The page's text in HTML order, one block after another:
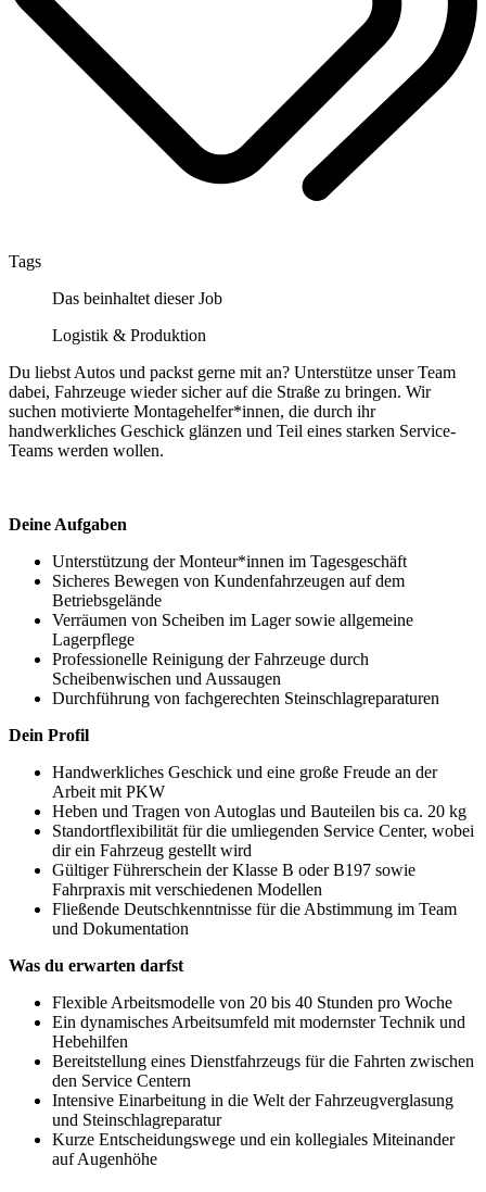
Tags
Das beinhaltet dieser Job
Logistik & Produktion
Du liebst Autos und packst gerne mit an? Unterstütze unser Team
dabei, Fahrzeuge wieder sicher auf die Straße zu bringen. Wir
suchen motivierte Montagehelfer*innen, die durch ihr
handwerkliches Geschick glänzen und Teil eines starken Service-
Teams werden wollen.
Deine Aufgaben
Unterstützung der Monteur*innen im Tagesgeschäft
Sicheres Bewegen von Kundenfahrzeugen auf dem
Betriebsgelände
Verräumen von Scheiben im Lager sowie allgemeine
Lagerpflege
Professionelle Reinigung der Fahrzeuge durch
Scheibenwischen und Aussaugen
Durchführung von fachgerechten Steinschlagreparaturen
Dein Profil
Handwerkliches Geschick und eine große Freude an der
Arbeit mit PKW
Heben und Tragen von Autoglas und Bauteilen bis ca. 20 kg
Standortflexibilität für die umliegenden Service Center, wobei
dir ein Fahrzeug gestellt wird
Gültiger Führerschein der Klasse B oder B197 sowie
Fahrpraxis mit verschiedenen Modellen
Fließende Deutschkenntnisse für die Abstimmung im Team
und Dokumentation
Was du erwarten darfst
Flexible Arbeitsmodelle von 20 bis 40 Stunden pro Woche
Ein dynamisches Arbeitsumfeld mit modernster Technik und
Hebehilfen
Bereitstellung eines Dienstfahrzeugs für die Fahrten zwischen
den Service Centern
Intensive Einarbeitung in die Welt der Fahrzeugverglasung
und Steinschlagreparatur
Kurze Entscheidungswege und ein kollegiales Miteinander
auf Augenhöhe